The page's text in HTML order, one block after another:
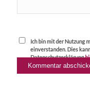
Ich bin mit der Nutzung
einverstanden. Dies
Datenschutzerklärung